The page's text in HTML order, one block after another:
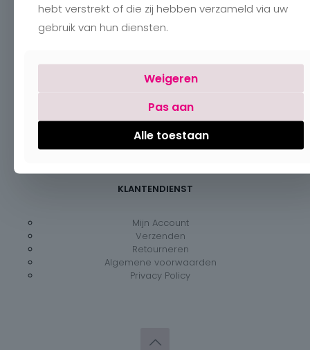
Dinsdag – vrijdag: 09:30 – 18:00
Zaterdag: 09:30 – 18:00
Zondag: Gesloten
KLANTENDIENST
Mijn Account
Verzenden
Retourneren
Algemene voorwaarden
Privacy Policy
hebt verstrekt of die zij hebben verzameld via uw
gebruik van hun diensten.
Weigeren
Pas aan
Alle toestaan